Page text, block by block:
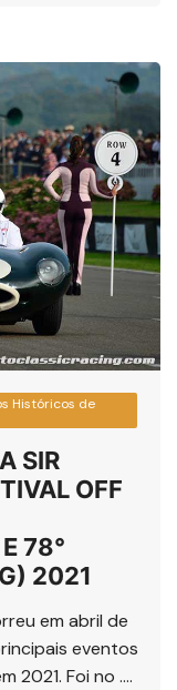
Históricos de
SIR
OFF
78°
2021
em abril de
eventos
2021. Foi no ….